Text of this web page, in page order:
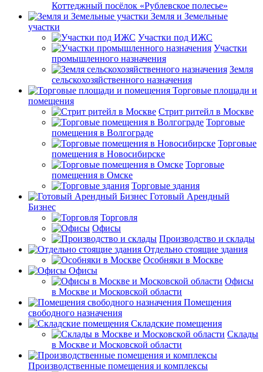
Коттеджный посёлок «Рублевское полесье»
Земля и Земельные
участки
Участки под ИЖС
Участки
промышленного назначения
Земля
сельскохозяйственного назначения
Торговые площади и
помещения
Стрит ритейл в Москве
Торговые
помещения в Волгограде
Торговые
помещения в Новосибирске
Торговые
помещения в Омске
Торговые здания
Готовый Арендный
Бизнес
Торговля
Офисы
Производство и склады
Отдельно стоящие здания
Особняки в Москве
Офисы
Офисы
в Москве и Московской области
Помещения
свободного назначения
Складские помещения
Склады
в Москве и Московской области
Производственные помещения и комплексы